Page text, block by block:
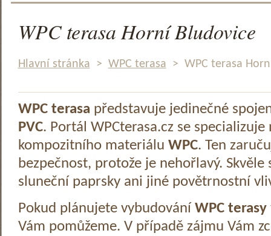
WPC terasa Horní Bludovice
Hlavní stránka > WPC terasa > WPC terasa
WPC terasa představuje jedinečné
PVC. Portál WPCterasa.cz se specializuje
kompozitního materiálu WPC. Ten
bezpečnost, protože je nehořlavý.
sluneční paprsky ani jiné povětrnostní
Pokud plánujete vybudování WPC terasy
Vám pomůžeme. V případě zájmu Vám